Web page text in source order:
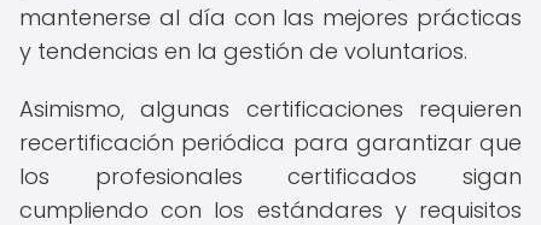
mantenerse al día con las mejores prácticas
y tendencias en la gestión de voluntarios.
Asimismo, algunas certificaciones requieren
recertificación periódica para garantizar que
los profesionales certificados sigan
cumpliendo con los estándares y requisitos